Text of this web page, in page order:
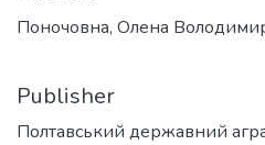
Поночовна, Олена
Publisher
Полтавський державний